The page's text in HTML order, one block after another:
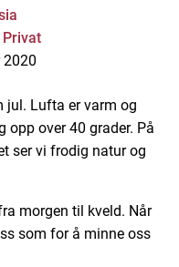
Privat
2020
jul. Lufta er varm og
opp over 40 grader. På
ser vi frodig natur og
morgen til kveld. Når
som for å minne oss